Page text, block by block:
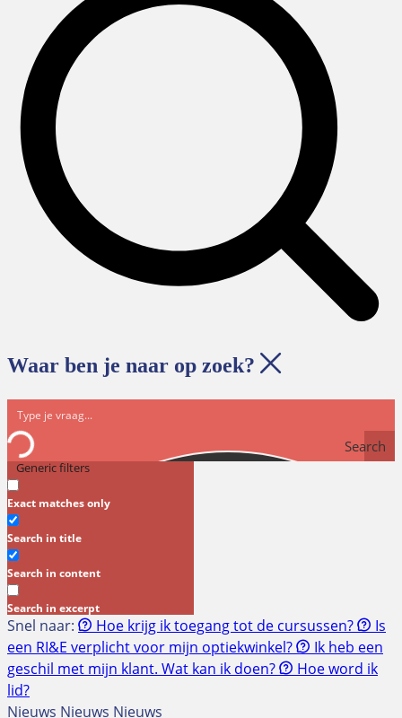
Waar ben je naar op zoek?
Search
Generic filters
Exact matches only
Search in title
Search in content
Search in excerpt
Snel naar: Hoe krijg ik toegang tot de cursussen?
Is
een RI&E verplicht voor mijn optiekwinkel?
Ik heb een
geschil met mijn klant. Wat kan ik doen?
Hoe word ik
lid?
Nieuws Nieuws Nieuws